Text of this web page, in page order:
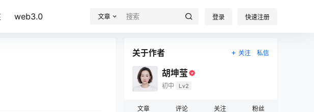
web3.0 文章 登录 快速注册
关于作者 关注 私信
胡坤莹
初中 Lv2
文章 评论 关注 粉丝